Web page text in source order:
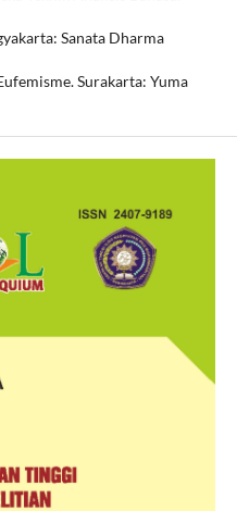
Sanata Dharma
Surakarta: Yuma